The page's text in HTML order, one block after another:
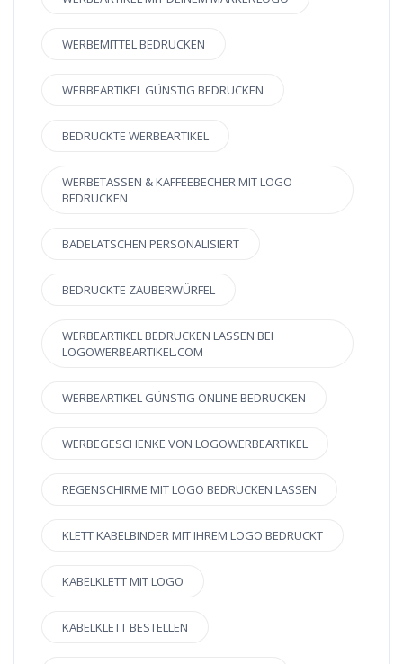
WERBEMITTEL BEDRUCKEN
WERBEARTIKEL GÜNSTIG BEDRUCKEN
BEDRUCKTE WERBEARTIKEL
WERBETASSEN & KAFFEEBECHER MIT LOGO
BEDRUCKEN
BADELATSCHEN PERSONALISIERT
BEDRUCKTE ZAUBERWÜRFEL
WERBEARTIKEL BEDRUCKEN LASSEN BEI
LOGOWERBEARTIKEL.COM
WERBEARTIKEL GÜNSTIG ONLINE BEDRUCKEN
WERBEGESCHENKE VON LOGOWERBEARTIKEL
REGENSCHIRME MIT LOGO BEDRUCKEN LASSEN
KLETT KABELBINDER MIT IHREM LOGO BEDRUCKT
KABELKLETT MIT LOGO
KABELKLETT BESTELLEN